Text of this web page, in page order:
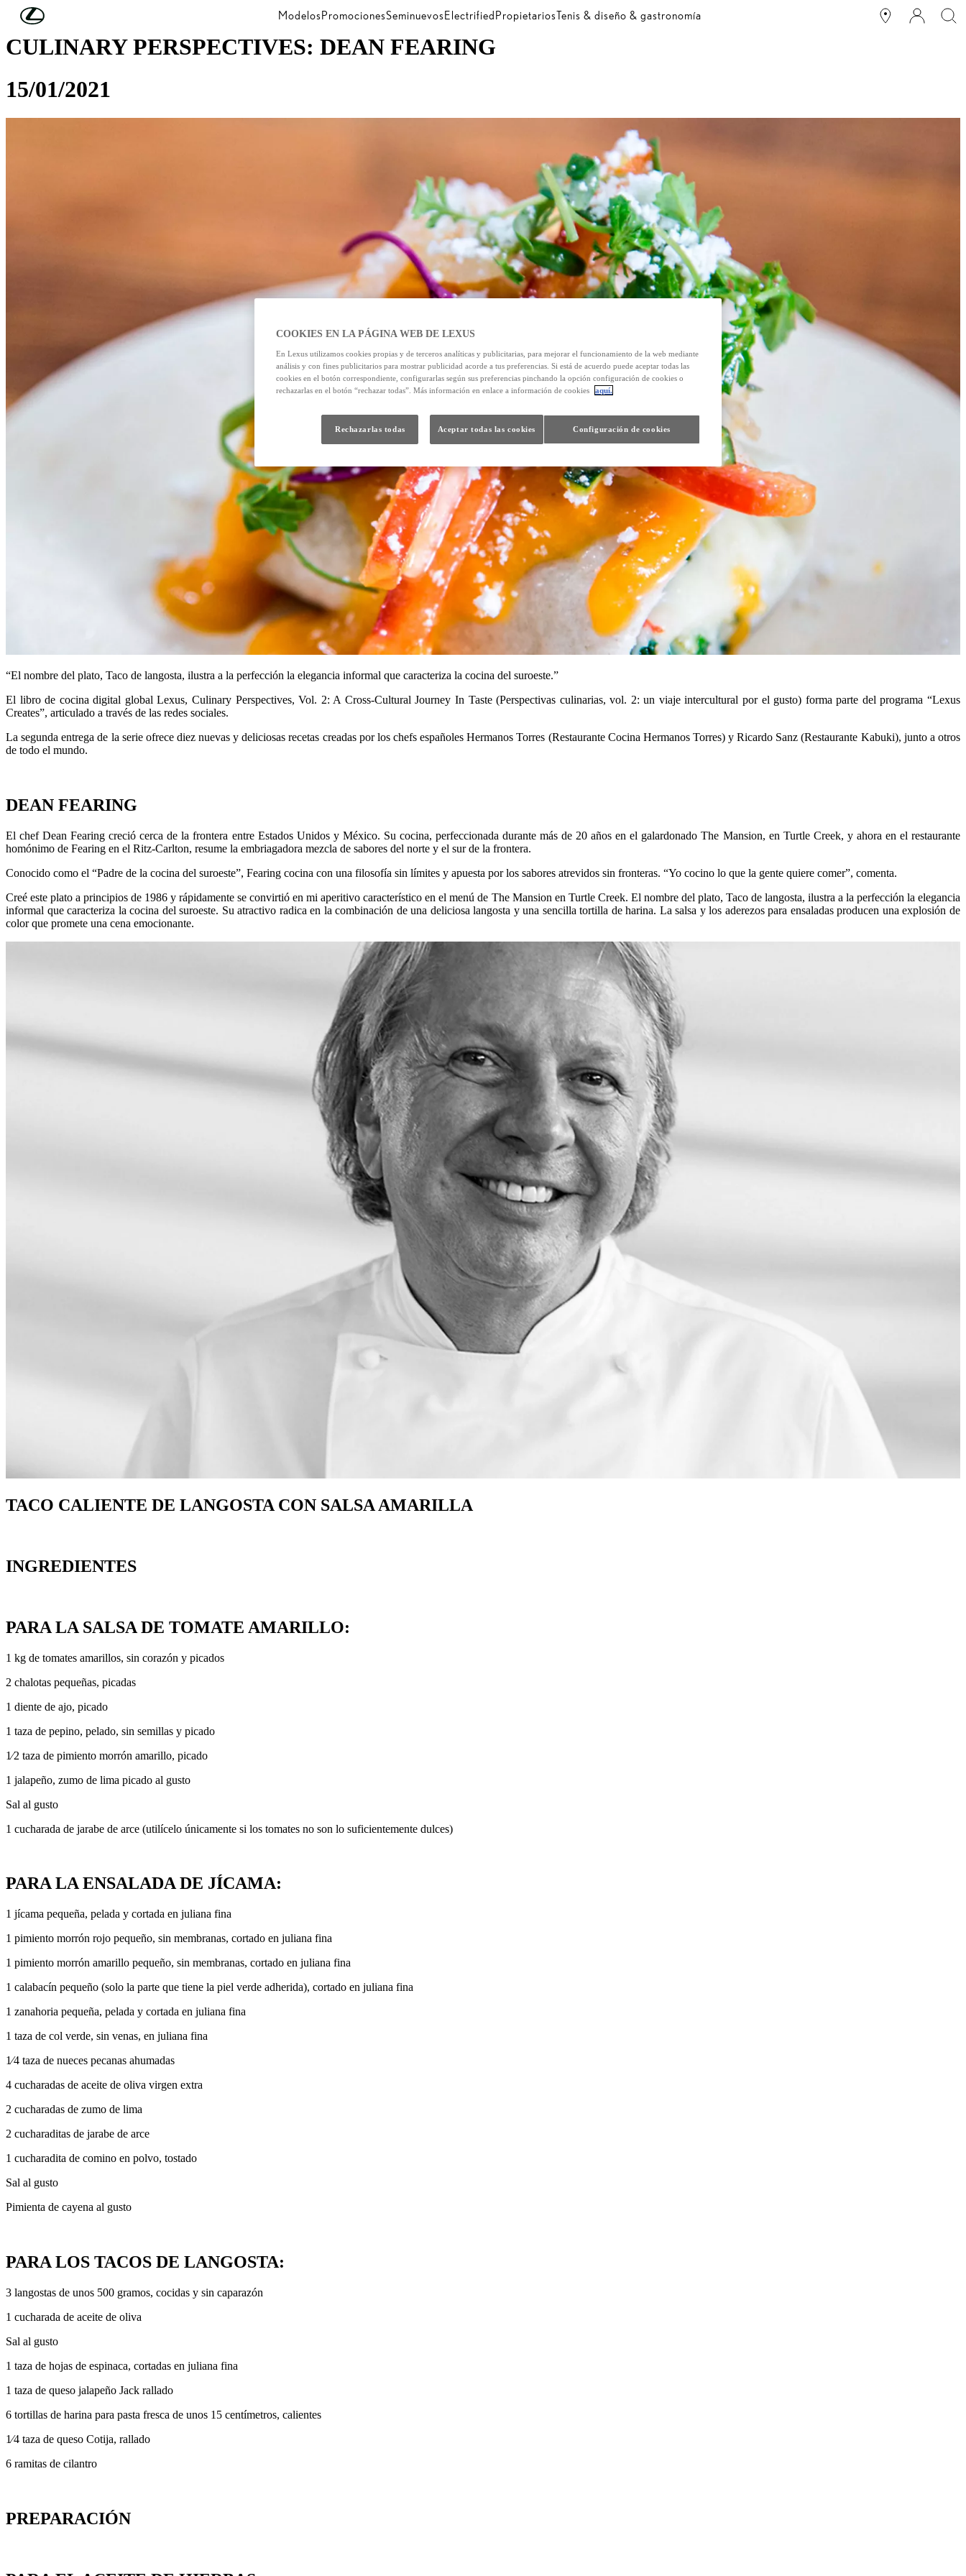
Skip to Main Content ModelosPromocionesSeminuevosElectrifiedPropietariosTenis & diseño & gastronomía
CULINARY PERSPECTIVES: DEAN FEARING
15/01/2021
“El nombre del plato, Taco de langosta, ilustra a la perfección la elegancia informal que caracteriza la cocina del suroeste.”
El libro de cocina digital global Lexus, Culinary Perspectives, Vol. 2: A Cross-Cultural Journey In Taste (Perspectivas culinarias, vol. 2: un viaje intercultural por el gusto) forma parte del programa “Lexus
Creates”, articulado a través de las redes sociales.
La segunda entrega de la serie ofrece diez nuevas y deliciosas recetas creadas por los chefs españoles Hermanos Torres (Restaurante Cocina Hermanos Torres) y Ricardo Sanz (Restaurante Kabuki), junto a otros
de todo el mundo.
DEAN FEARING
El chef Dean Fearing creció cerca de la frontera entre Estados Unidos y México. Su cocina, perfeccionada durante más de 20 años en el galardonado The Mansion, en Turtle Creek, y ahora en el restaurante
homónimo de Fearing en el Ritz-Carlton, resume la embriagadora mezcla de sabores del norte y el sur de la frontera.
Conocido como el “Padre de la cocina del suroeste”, Fearing cocina con una filosofía sin límites y apuesta por los sabores atrevidos sin fronteras. “Yo cocino lo que la gente quiere comer”, comenta.
Creé este plato a principios de 1986 y rápidamente se convirtió en mi aperitivo característico en el menú de The Mansion en Turtle Creek. El nombre del plato, Taco de langosta, ilustra a la perfección la elegancia
informal que caracteriza la cocina del suroeste. Su atractivo radica en la combinación de una deliciosa langosta y una sencilla tortilla de harina. La salsa y los aderezos para ensaladas producen una explosión de
color que promete una cena emocionante.
TACO CALIENTE DE LANGOSTA CON SALSA AMARILLA
INGREDIENTES
PARA LA SALSA DE TOMATE AMARILLO:
1 kg de tomates amarillos, sin corazón y picados
2 chalotas pequeñas, picadas
1 diente de ajo, picado
1 taza de pepino, pelado, sin semillas y picado
1⁄2 taza de pimiento morrón amarillo, picado
1 jalapeño, zumo de lima picado al gusto
Sal al gusto
1 cucharada de jarabe de arce (utilícelo únicamente si los tomates no son lo suficientemente dulces)
PARA LA ENSALADA DE JÍCAMA:
1 jícama pequeña, pelada y cortada en juliana fina
1 pimiento morrón rojo pequeño, sin membranas, cortado en juliana fina
1 pimiento morrón amarillo pequeño, sin membranas, cortado en juliana fina
1 calabacín pequeño (solo la parte que tiene la piel verde adherida), cortado en juliana fina
1 zanahoria pequeña, pelada y cortada en juliana fina
1 taza de col verde, sin venas, en juliana fina
1⁄4 taza de nueces pecanas ahumadas
4 cucharadas de aceite de oliva virgen extra
2 cucharadas de zumo de lima
2 cucharaditas de jarabe de arce
1 cucharadita de comino en polvo, tostado
Sal al gusto
Pimienta de cayena al gusto
PARA LOS TACOS DE LANGOSTA:
3 langostas de unos 500 gramos, cocidas y sin caparazón
1 cucharada de aceite de oliva
Sal al gusto
1 taza de hojas de espinaca, cortadas en juliana fina
1 taza de queso jalapeño Jack rallado
6 tortillas de harina para pasta fresca de unos 15 centímetros, calientes
1⁄4 taza de queso Cotija, rallado
6 ramitas de cilantro
PREPARACIÓN
COOKIES EN LA PÁGINA WEB DE LEXUS
En Lexus utilizamos cookies propias y de terceros analíticas y publicitarias, para mejorar el funcionamiento de la web mediante
análisis y con fines publicitarios para mostrar publicidad acorde a tus preferencias. Si está de acuerdo puede aceptar todas las
cookies en el botón correspondiente, configurarlas según sus preferencias pinchando la opción configuración de cookies o
rechazarlas en el botón “rechazar todas”. Más información en enlace a información de cookies
aquí.
Configuración de cookies
Rechazarlas todas Aceptar todas las cookies